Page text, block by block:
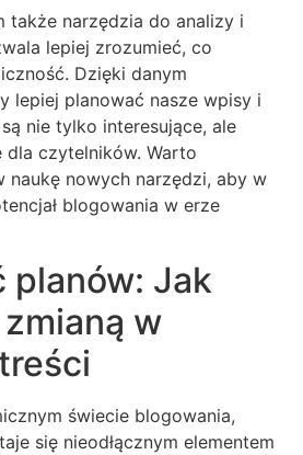
także narzędzia do analizy i
lepiej zrozumieć, co
Dzięki danym
lepiej planować nasze wpisy i
nie tylko interesujące, ale
czytelników. Warto
naukę nowych narzędzi, aby w
blogowania w erze
planów: Jak
w
świecie blogowania,
się nieodłącznym elementem